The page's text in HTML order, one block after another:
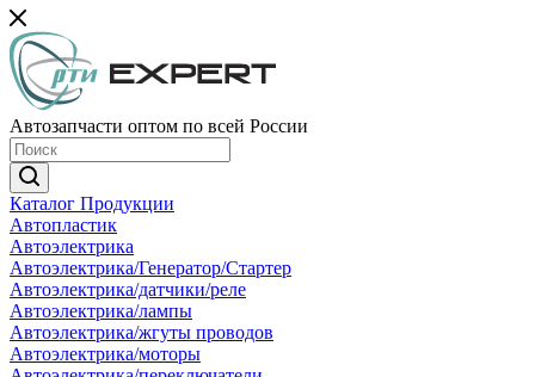
Автозапчасти оптом по всей России
Каталог Продукции
Автопластик
Автоэлектрика
Автоэлектрика/Генератор/Стартер
Автоэлектрика/датчики/реле
Автоэлектрика/лампы
Автоэлектрика/жгуты проводов
Автоэлектрика/моторы